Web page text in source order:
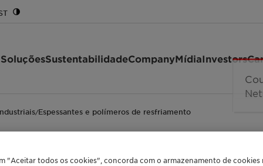
SustentabilidadeCompanyMídiaInvestors
/Espessantes e polímeros de resfriamento
"Aceitar todos os cookies", concorda com o armazenamento de cookies